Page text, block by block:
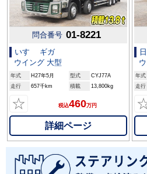
問合番号 01-8221
いすゞ ギガ
ウイング 大型
年式 H27年5月 型式
CYJ77A
走行
657千km 積載 13,800kg
☆ 税込460万円
詳細ページ
年式
走行